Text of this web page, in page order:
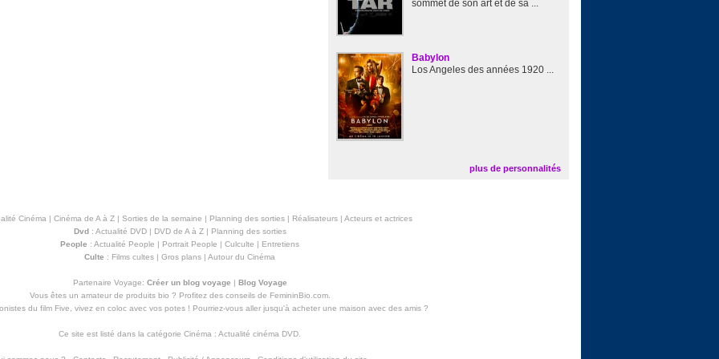
sommet de son art et de sa ...
Babylon
Los Angeles des années 1920 ...
plus de personnalités
Cinéma | Cinéma de A à Z| Sorties de la semaine | Planning des sorties| Réalisateurs| Acteurs et actrices
Dvd: Actualité DVD| DVD de A à Z| Planning des sorties
People : Actualité People | Portrait People | Culculte | Entretiens
Culte : Films cultes | Gros plans | Autour du Cinéma
Partenaire Voyage: Créer un blog voyage | Blog Voyage
Vous êtes un amateur de produits bio ? Profitez des conseils de FemininBio.com.
du film Five, vivez en coloc avec vos potes ! Pourriez-vous aller jusqu'à acheter une maison avec des amis?
Ce site est listé dans la catégorie Cinéma : Actualité cinéma DVD